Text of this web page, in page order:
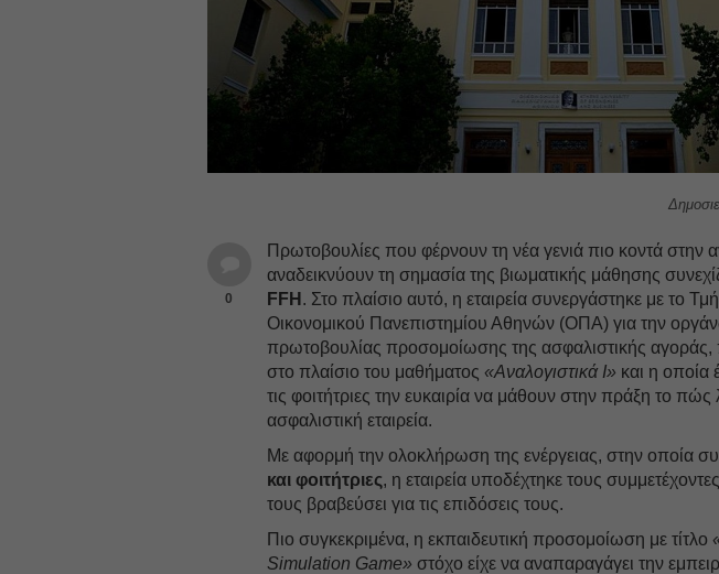
0
Πρωτοβουλίες που φέρνουν τη νέα γενιά πιο κοντά στην
αναδεικνύουν τη σημασία της βιωματικής μάθησης
FFH . Στο πλαίσιο αυτό, η εταιρεία συνεργάστηκε με το
Οικονομικού Πανεπιστημίου Αθηνών (ΟΠΑ) για την
πρωτοβουλίας προσομοίωσης της ασφαλιστικής
στο πλαίσιο του μαθήματος«Αναλογιστικά Ι» και η οποία
τις φοιτήτριες την ευκαιρία να μάθουν στην πράξη το πώς
ασφαλιστική εταιρεία.
Με αφορμή την ολοκλήρωση της ενέργειας, στην οποία
και φοιτήτριες, η εταιρεία υποδέχτηκε τους
τους βραβεύσει για τις επιδόσεις τους.
Πιο συγκεκριμένα, η εκπαιδευτική προσομοίωση με τίτλο
Simulation Game» στόχο είχε να αναπαραγάγει την